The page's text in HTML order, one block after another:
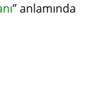
” anlamında